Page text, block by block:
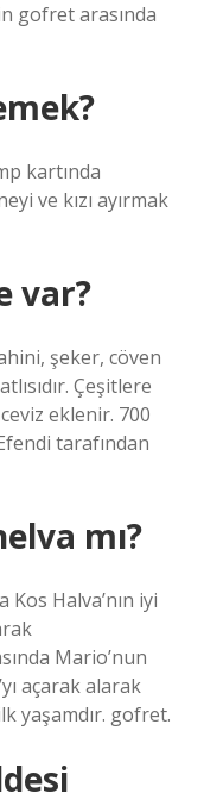
gofret arasında
kartında
ve kızı ayırmak
var?
şeker, cöven
Çeşitlere
eklenir. 700
tarafından
mı?
Kos Halva’nın iyi
Mario’nun
açarak alarak
yaşamdır. gofret.